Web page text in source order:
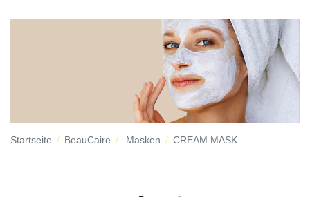
Startseite BeauCaire Masken CREAM MASK